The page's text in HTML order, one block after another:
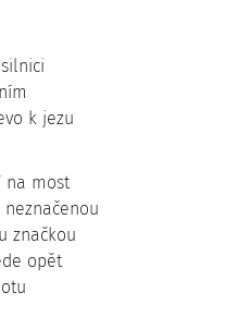
k jezu
na most
značkou
opět